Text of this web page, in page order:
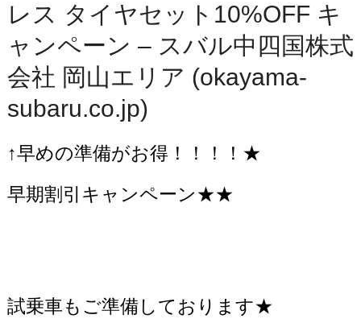
レス タイヤセット10%OFF キ
ャンペーン – スバル中四国株式
会社 岡山エリア (okayama-
subaru.co.jp)
↑早めの準備がお得！！！！★
早期割引キャンペーン★★
試乗車もご準備しております★